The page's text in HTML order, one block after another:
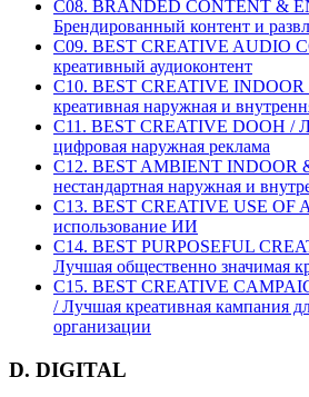
C08. BRANDED CONTENT &
Брендированный контент и
C09. BEST CREATIVE AUDIO
креативный аудиоконтент
C10. BEST CREATIVE
креативная наружная и
C11. BEST CREATIVE DOOH /
цифровая наружная реклама
C12. BEST AMBIENT INDOOR
нестандартная наружная и
C13. BEST CREATIVE USE OF
использование ИИ
C14. BEST PURPOSEFUL
Лучшая общественно значимая
C15. BEST CREATIVE
/ Лучшая креативная кампания
организации
D. DIGITAL